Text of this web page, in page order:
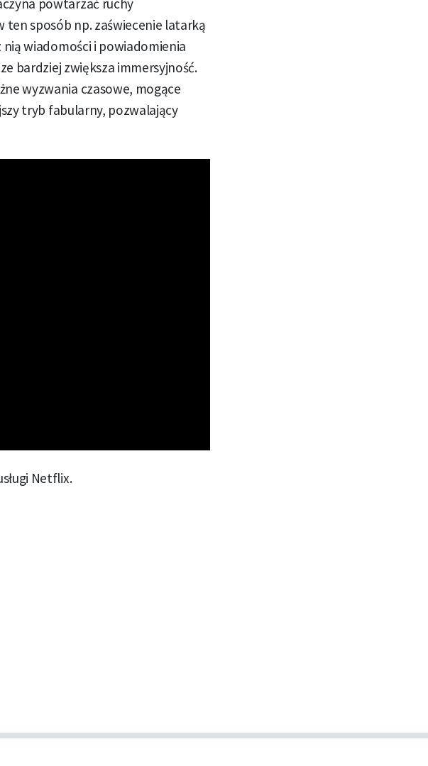
powtarzać ruchy
ten sposób np. zaświecenie latarką
wiadomości i powiadomienia
bardziej zwiększa immersyjność.
wyzwania czasowe, mogące
tryb fabularny, pozwalający
Netflix.